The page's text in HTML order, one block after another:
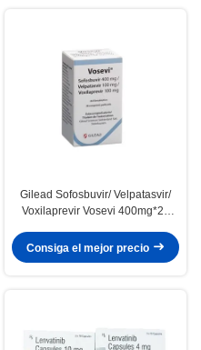
Gilead Sofosbuvir/ Velpatasvir/
Voxilaprevir Vosevi 400mg*28
cáncer en estadio 1 2 3
Consiga el mejor precio